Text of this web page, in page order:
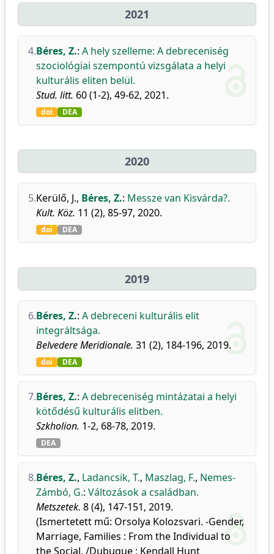
2021
4.Béres, Z.: A hely szelleme: A debreceniség
szociológiai szempontú vizsgálata a helyi
kulturális eliten belül.
Stud. litt. 60 (1-2), 49-62, 2021.
doi DEA
2020
5.Kerülő, J., Béres, Z.: Messze van Kisvárda?.
Kult. Köz. 11 (2), 85-97, 2020.
doi DEA
2019
6.Béres, Z.: A debreceni kulturális elit
integráltsága.
Belvedere Meridionale. 31 (2), 184-196, 2019.
doi DEA
7.Béres, Z.: A debreceniség mintázatai a helyi
kötődésű kulturális elitben.
Szkholion. 1-2, 68-78, 2019.
DEA
8.Béres, Z., Ladancsik, T., Maszlag, F., Nemes-
Zámbó, G.: Változások a családban.
Metszetek. 8 (4), 147-151, 2019.
(Ismertetett mű: Orsolya Kolozsvari. -Gender,
Marriage, Families : From the Individual to
the Social. /Dubuque : Kendall Hunt